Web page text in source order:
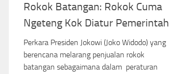
Rokok Batangan: Rokok Cuma
Ngeteng Kok Diatur Pemerintah
Perkara Presiden Jokowi (Joko Widodo) yang
berencana melarang penjualan rokok
batangan sebagaimana dalam peraturan